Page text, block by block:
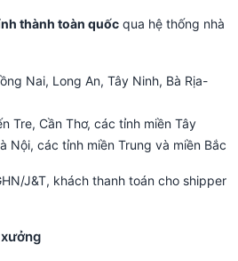
thành toàn quốc qua hệ thống nhà
Nai, Long An, Tây Ninh, Bà Rịa-
Tre, Cần Thơ, các tỉnh miền Tây
Nội, các tỉnh miền Trung và miền Bắc
J&T, khách thanh toán cho shipper